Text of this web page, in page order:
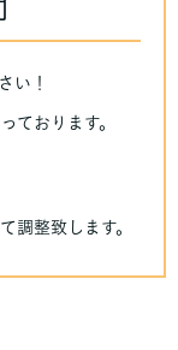
い！
ております。
調整致します。